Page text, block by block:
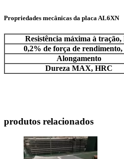
Propriedades mecânicas da placa AL6XN
Resistência máxima à tração,
0,2% de força de rendimento,
Alongamento
Dureza MAX, HRC
produtos relacionados